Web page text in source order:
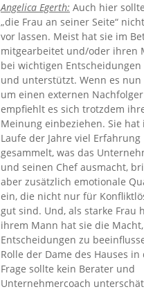
Angelica Egerth: Auch hier
„die Frau an seiner Seite“
vor lassen. Meist hat sie im
mitgearbeitet und/oder ihren
bei wichtigen
und unterstützt. Wenn es nun
um einen externen
empfiehlt es sich trotzdem
Meinung einbeziehen. Sie hat
Laufe der Jahre viel Erfahrung
gesammelt, was das
und seinen Chef ausmacht,
aber zusätzlich emotionale
ein, die nicht nur für
gut sind. Und, als starke Frau
ihrem Mann hat sie die
Entscheidungen zu
Rolle der Dame des Hauses in
Frage sollte kein Berater und
Unternehmercoach